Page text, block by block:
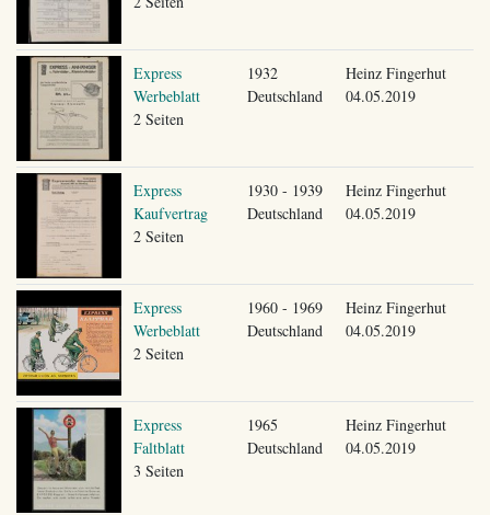
Express
Werbeblatt
2 Seiten
1932
Deutschland
Heinz Fingerhut
04.05.2019
Express
Kaufvertrag
2 Seiten
1930 - 1939
Deutschland
Heinz Fingerhut
04.05.2019
Express
Werbeblatt
2 Seiten
1960 - 1969
Deutschland
Heinz Fingerhut
04.05.2019
Express
Faltblatt
3 Seiten
1965
Deutschland
Heinz Fingerhut
04.05.2019